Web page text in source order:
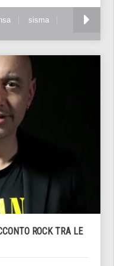
sisma
ROCK TRA LE